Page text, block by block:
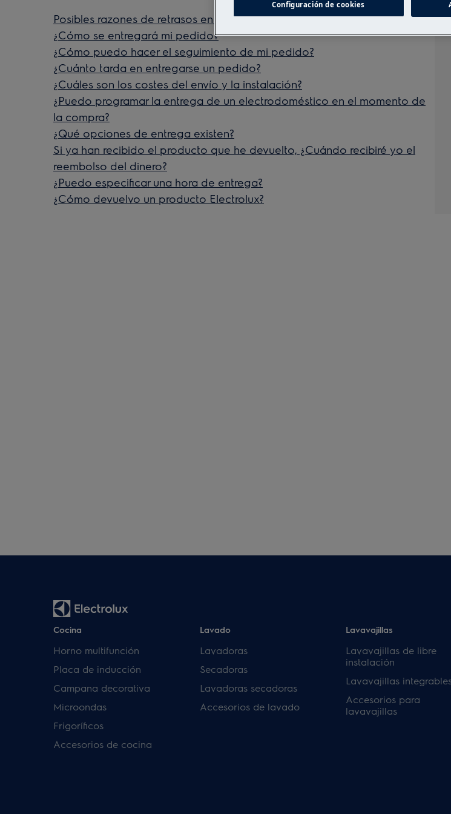
Posibles razones de retrasos en la entrega de un pedido
¿Cómo se entregará mi pedido?
¿Cómo puedo hacer el seguimiento de mi pedido?
¿Cuánto tarda en entregarse un pedido?
¿Cuáles son los costes del envío y la instalación?
¿Puedo programar la entrega de un electrodoméstico en el momento de
la compra?
¿Qué opciones de entrega existen?
Si ya han recibido el producto que he devuelto, ¿Cuándo recibiré yo el
reembolso del dinero?
¿Puedo especificar una hora de entrega?
¿Cómo devuelvo un producto Electrolux?
Cocina
Horno multifunción
Placa de inducción
Campana decorativa
Microondas
Frigoríficos
Accesorios de cocina
Lavado
Lavadoras
Secadoras
Lavadoras secadoras
Accesorios de lavado
Lavavajillas
Lavavajillas de libre
instalación
Lavavajillas
Accesorios para
lavavajillas
Configuración de cookies